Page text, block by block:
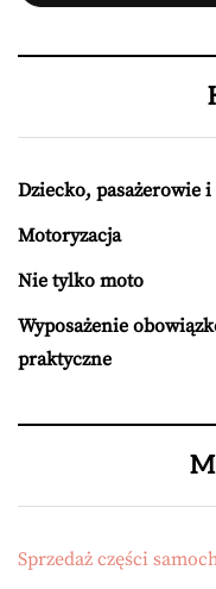
Dziecko, pasażerowie
Motoryzacja
Nie tylko moto
Wyposażenie
praktyczne
Sprzedaż części